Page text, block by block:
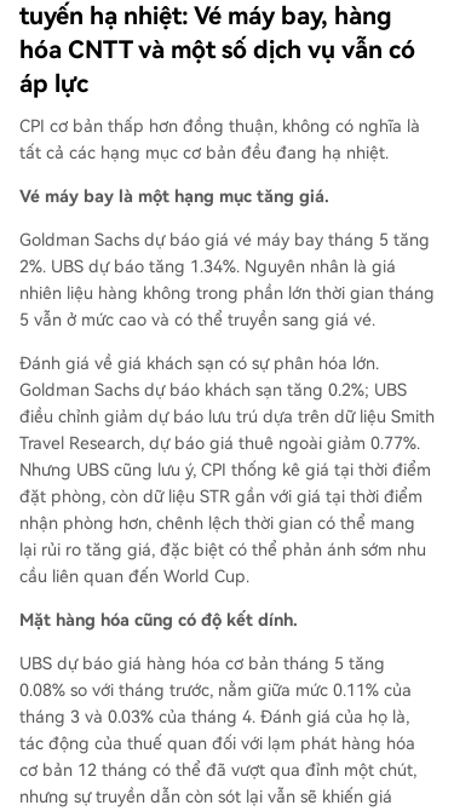
tuyến hạ nhiệt: Vé máy bay, hàng
hóa CNTT và một số dịch vụ vẫn có
áp lực
CPI cơ bản thấp hơn đồng thuận, không có nghĩa là
tất cả các hạng mục cơ bản đều đang hạ nhiệt.
Vé máy bay là một hạng mục tăng giá.
Goldman Sachs dự báo giá vé máy bay tháng 5 tăng
2%. UBS dự báo tăng 1.34%. Nguyên nhân là giá
nhiên liệu hàng không trong phần lớn thời gian tháng
5 vẫn ở mức cao và có thể truyền sang giá vé.
Đánh giá về giá khách sạn có sự phân hóa lớn.
Goldman Sachs dự báo khách sạn tăng 0.2%; UBS
điều chỉnh giảm dự báo lưu trú dựa trên dữ liệu Smith
Travel Research, dự báo giá thuê ngoài giảm 0.77%.
Nhưng UBS cũng lưu ý, CPI thống kê giá tại thời điểm
đặt phòng, còn dữ liệu STR gần với giá tại thời điểm
nhận phòng hơn, chênh lệch thời gian có thể mang
lại rủi ro tăng giá, đặc biệt có thể phản ánh sớm nhu
cầu liên quan đến World Cup.
Mặt hàng hóa cũng có độ kết dính.
UBS dự báo giá hàng hóa cơ bản tháng 5 tăng
0.08% so với tháng trước, nằm giữa mức 0.11% của
tháng 3 và 0.03% của tháng 4. Đánh giá của họ là,
tác động của thuế quan đối với lạm phát hàng hóa
cơ bản 12 tháng có thể đã vượt qua đỉnh một chút,
nhưng sự truyền dẫn còn sót lại vẫn sẽ khiến giá